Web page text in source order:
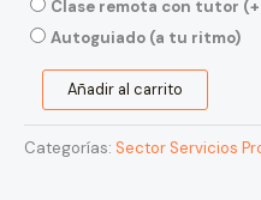
Clase remota con tutor
Autoguiado (a tu ritmo)
Añadir al carrito
Categorías: Sector Servicios